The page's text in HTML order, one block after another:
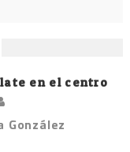
en el centro
González